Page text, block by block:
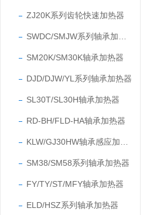
ZJ20K系列齿轮快速加热器
SM20K/SM30K轴承加热器
DJD/DJW/YL系列轴承加热器
SL30T/SL30H轴承加热器
RD-BH/FLD-HA轴承加热器
SM38/SM58系列轴承加热器
FY/TY/ST/MFY轴承加热器
ELD/HSZ系列轴承加热器